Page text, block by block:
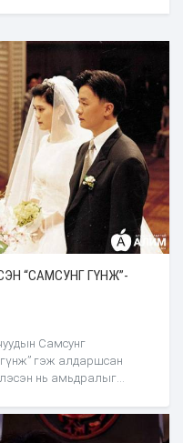
“САМСУНГ ГҮНЖ”-
Самсунг
гүнж” гэж алдаршсан
нь амьдралыг